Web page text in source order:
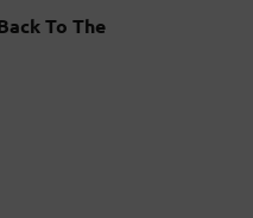
To The